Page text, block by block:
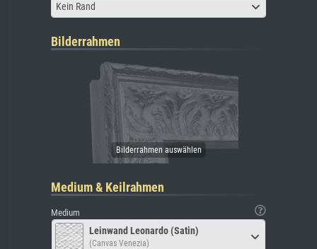
Kein Rand
Bilderrahmen
Medium & Keilrahmen
Medium
Leinwand Leonardo (Satin)
(Canvas Venezia)